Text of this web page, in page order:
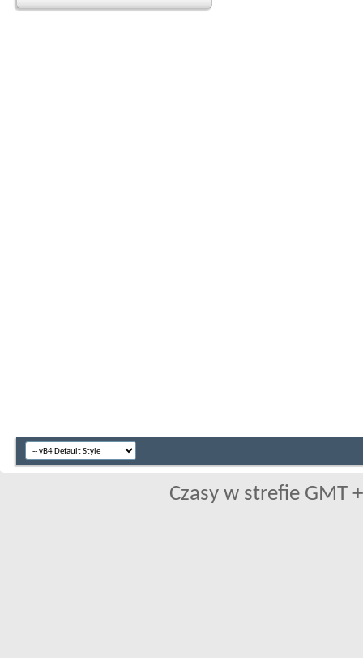
Czasy w strefie GMT